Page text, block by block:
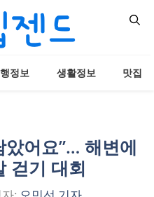
정보 생활정보 맛집
았어요”… 해변에
걷기 대회